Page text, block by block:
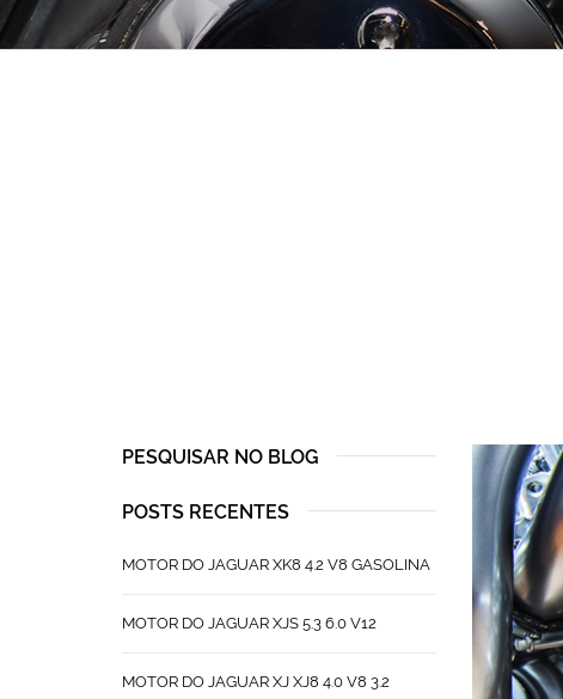
PESQUISAR NO BLOG
POSTS RECENTES
MOTOR DO JAGUAR XK8 4.2 V8 GASOLINA
MOTOR DO JAGUAR XJS 5.3 6.0 V12
MOTOR DO JAGUAR XJ XJ8 4.0 V8 3.2